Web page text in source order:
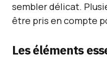
sembler délicat.
être pris en compte
Les éléments